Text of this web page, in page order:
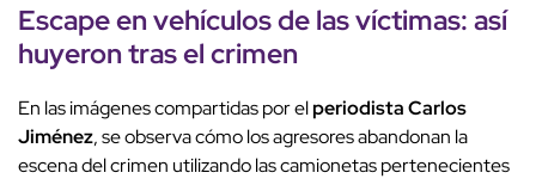
Escape en vehículos de las víctimas: así
huyeron tras el crimen
En las imágenes compartidas por elperiodista Carlos
Jiménez, se observa cómo los agresores abandonan la
escena del crimen utilizando las camionetas pertenecientes